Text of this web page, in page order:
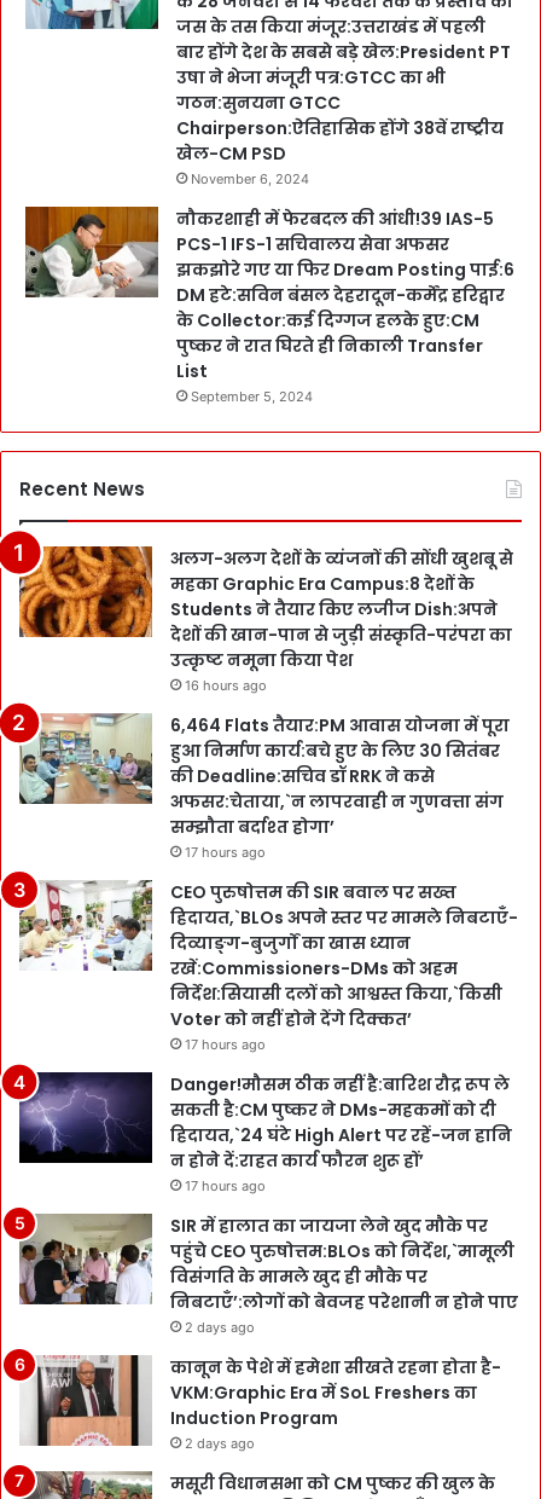
जस के तस किया मंजूर:उत्तराखंड में पहली
बार होंगे देश के सबसे बड़े खेल:President PT
उषा ने भेजा मंजूरी पत्र:GTCC का भी
गठन:सुनयना GTCC
Chairperson:ऐतिहासिक होंगे 38वें राष्ट्रीय
खेल-CM PSD
November 6, 2024
नौकरशाही में फेरबदल की आंधी!39 IAS-5
PCS-1 IFS-1 सचिवालय सेवा अफसर
झकझोरे गए या फिर Dream Posting पाई:6
DM हटे:सविन बंसल देहरादून-कर्मेंद्र हरिद्वार
के Collector:कई दिग्गज हलके हुए:CM
पुष्कर ने रात घिरते ही निकाली Transfer
List
September 5, 2024
Recent News
अलग-अलग देशों के व्यंजनों की सोंधी खुशबू से
महका Graphic Era Campus:8 देशों के
Students ने तैयार किए लजीज Dish:अपने
देशों की खान-पान से जुड़ी संस्कृति-परंपरा का
उत्कृष्ट नमूना किया पेश
16 hours ago
6,464 Flats तैयार:PM आवास योजना में पूरा
हुआ निर्माण कार्य:बचे हुए के लिए 30 सितंबर
की Deadline:सचिव डॉ RRK ने कसे
अफसर:चेताया,`न लापरवाही न गुणवत्ता संग
सम्झौता बर्दाश्त होगा’
17 hours ago
CEO पुरुषोत्तम की SIR बवाल पर सख्त
हिदायत,`BLOs अपने स्तर पर मामले निबटाएँ-
दिव्याङ्ग-बुजुर्गों का खास ध्यान
रखें:Commissioners-DMs को अहम
निर्देश:सियासी दलों को आश्वस्त किया,`किसी
Voter को नहीं होने देंगे दिक्कत’
17 hours ago
Danger!मौसम ठीक नहीं है:बारिश रौद्र रूप ले
सकती है:CM पुष्कर ने DMs-महकमों को दी
हिदायत,`24 घंटे High Alert पर रहें-जन हानि
न होने दें:राहत कार्य फौरन शुरू हों’
17 hours ago
SIR में हालात का जायजा लेने खुद मौके पर
पहुंचे CEO पुरुषोत्तम:BLOs को निर्देश,`मामूली
विसंगति के मामले खुद ही मौके पर
निबटाएँ’:लोगों को बेवजह परेशानी न होने पाए
2 days ago
कानून के पेशे में हमेशा सीखते रहना होता है-
VKM:Graphic Era में SoL Freshers का
Induction Program
2 days ago
मसूरी विधानसभा को CM पुष्कर की खुल के